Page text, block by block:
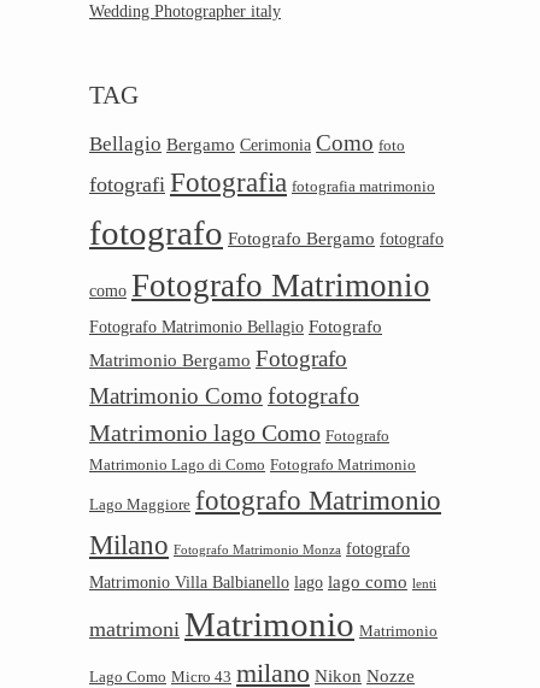
Wedding Photographer italy
TAG
Bellagio Bergamo Cerimonia Como foto
fotografi Fotografia fotografia matrimonio
fotografo Fotografo Bergamo fotografo
como Fotografo Matrimonio
Fotografo Matrimonio Bellagio Fotografo
Matrimonio Bergamo Fotografo
Matrimonio Como fotografo
Matrimonio lago Como Fotografo
Matrimonio Lago di Como Fotografo Matrimonio
Lago Maggiore fotografo Matrimonio
Milano Fotografo Matrimonio Monza fotografo
Matrimonio Villa Balbianello lago lago como lenti
matrimoni Matrimonio Matrimonio
Lago Como Micro 43 milano Nikon Nozze